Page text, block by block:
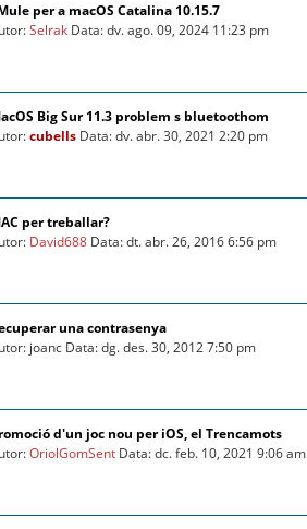
per a macOS Catalina 10.15.7
Selrak Data: dv. ago. 09, 2024 11:23 pm
Big Sur 11.3 problem s bluetoothom
cubells Data: dv. abr. 30, 2021 2:20 pm
per treballar?
David688 Data: dt. abr. 26, 2016 6:56 pm
una contrasenya
joanc Data: dg. des. 30, 2012 7:50 pm
d'un joc nou per iOS, el Trencamots
OriolGomSent Data: dc. feb. 10, 2021 9:06 am